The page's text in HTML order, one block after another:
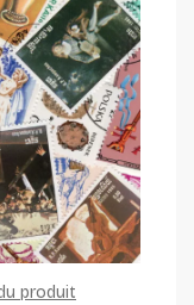
produit